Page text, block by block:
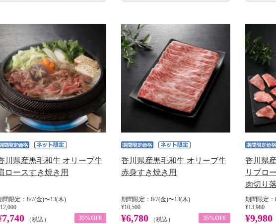
川県産黒毛和牛 オリーブ牛
ロースすき焼き用
間限定：8/7(金)〜13(木)
（税込） 35%OFF
香川県産黒毛和牛 オリーブ牛
赤身すき焼き用
期間限定：8/7(金)〜13(木)
¥10,500
¥6,780 （税込） 35%OFF
香川県
リブロ
肉切り
期間限定：
¥13,980
¥9,980